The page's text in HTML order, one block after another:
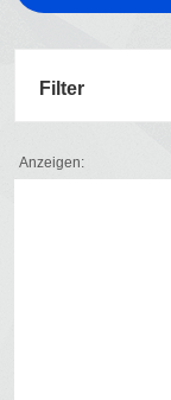
Filter
Anzeigen: